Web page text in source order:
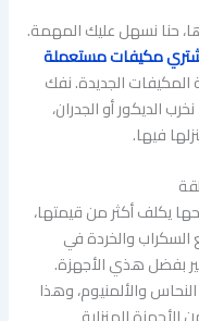
حنا نسهل عليك المهمة.
مكيفات مستعملة
الجديدة. نفك
الديكور أو الجدران،
فيها.
يكلف أكثر من قيمتها،
السكراب والخردة في
بفضل هذي الأجهزة.
والألمنيوم، وهذا